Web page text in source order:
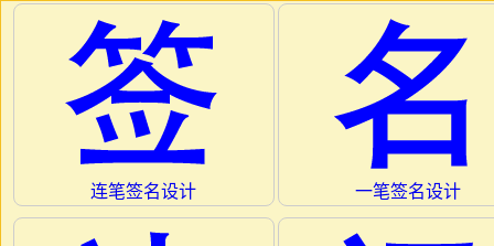
连笔签名设计 一笔签名设计